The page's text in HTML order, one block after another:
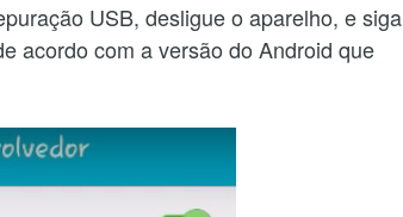
USB, desligue o aparelho, e siga
acordo com a versão do Android que